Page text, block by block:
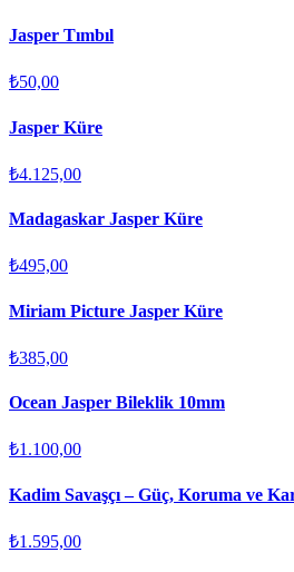
Jasper Tımbıl
₺50,00
Jasper Küre
₺4.125,00
Madagaskar Jasper Küre
₺495,00
Miriam Picture Jasper Küre
₺385,00
Ocean Jasper Bileklik 10mm
₺1.100,00
Kadim Savaşçı – Güç, Koruma ve
₺1.595,00